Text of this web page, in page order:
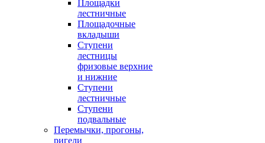
Площадки
лестничные
Площадочные
вкладыши
Ступени
лестницы
фризовые верхние
и нижние
Ступени
лестничные
Ступени
подвальные
Перемычки, прогоны,
ригели